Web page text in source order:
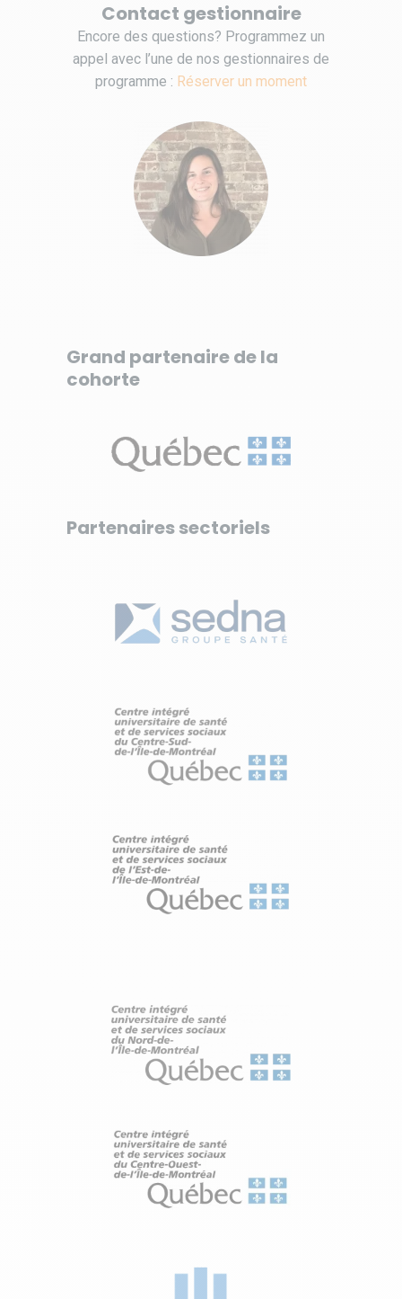
Contact gestionnaire
Encore des questions? Programmez un
appel avec l’une de nos gestionnaires de
programme : Réserver un moment
Grand partenaire de la
cohorte
Partenaires sectoriels